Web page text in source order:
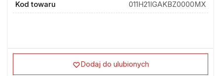
Kod towaru
011H21IGAKBZ0000MX
Dodaj do ulubionych